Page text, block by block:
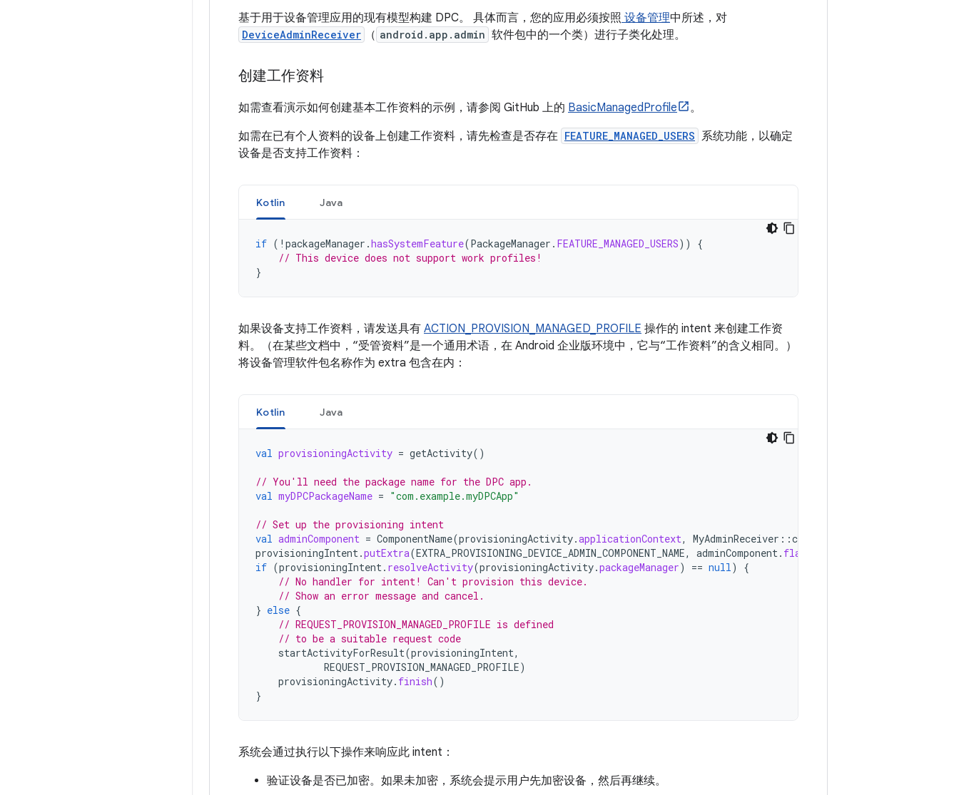
基于用于设备管理应用的现有模型构建 DPC。 具体而言，您的应用必须按照 设备管理中所述，对
DeviceAdminReceiver （ android.app.admin 软件包中的一个类）进行子类化处理。
创建工作资料
如需查看演示如何创建基本工作资料的示例，请参阅 GitHub 上的 BasicManagedProfile
。
如需在已有个人资料的设备上创建工作资料，请先检查是否存在 FEATURE_MANAGED_USERS 系统功能，以确定
设备是否支持工作资料：
Kotlin Java
if ( ! packageManager .hasSystemFeature(PackageManager . FEATURE_MANAGED_USERS))
{
// This device does not support work profiles!
}
如果设备支持工作资料，请发送具有 ACTION_PROVISION_MANAGED_PROFILE 操作的 intent 来创建工作资
料。（在某些文档中，“受管资料”是一个通用术语，在 Android 企业版环境中，它与“工作资料”的含义相同。）
将设备管理软件包名称作为 extra 包含在内：
Kotlin Java
val provisioningActivity = getActivity()
// You'll need the package name for the DPC app.
val myDPCPackageName = "com.example.myDPCApp"
// Set up the provisioning intent
val adminComponent = ComponentName(provisioningActivity.applicationContext, MyAdminReceiver ::class
provisioningIntent.putExtra(EXTRA_PROVISIONING_DEVICE_ADMIN_COMPONENT_NAME, adminComponent. flattenToString
if (provisioningIntent. resolveActivity(provisioningActivity.packageManager) == null)
{
// No handler for intent! Can't provision this device.
// Show an error message and cancel.
} else {
// REQUEST_PROVISION_MANAGED_PROFILE is defined
// to be a suitable request code
startActivityForResult(provisioningIntent,
REQUEST_PROVISION_MANAGED_PROFILE)
provisioningActivity. finish()
}
系统会通过执行以下操作来响应此 intent：
验证设备是否已加密。如果未加密，系统会提示用户先加密设备，然后再继续。